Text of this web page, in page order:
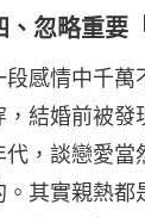
、忽略重要
段感情中千萬
，結婚前被發
代，談戀愛當
。其實親熱都